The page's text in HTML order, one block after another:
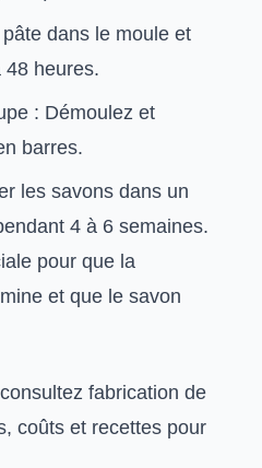
dans le moule et
48 heures.
: Démoulez et
barres.
les savons dans un
4 à 6 semaines.
pour que la
et que le savon
fabrication de
coûts et recettes pour